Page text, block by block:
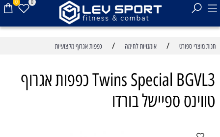
0 0
חנות מוצרי ספורט / אומנויות לחימה / כפפות אגרוף מקצועיות
Twins Special BGVL3 כפפות אגרוף
טווינס ספיישל בורדו